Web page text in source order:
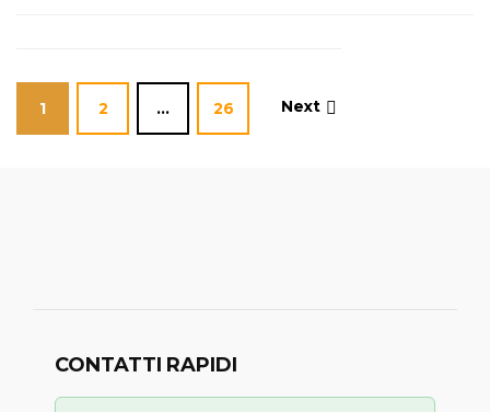
1 2 … 26 Next
CONTATTI RAPIDI